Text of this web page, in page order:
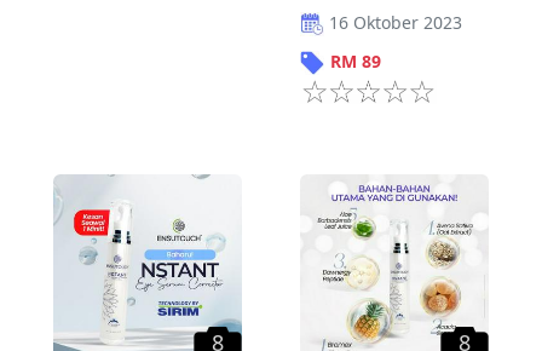
16 Oktober 2023
RM 89
8 8